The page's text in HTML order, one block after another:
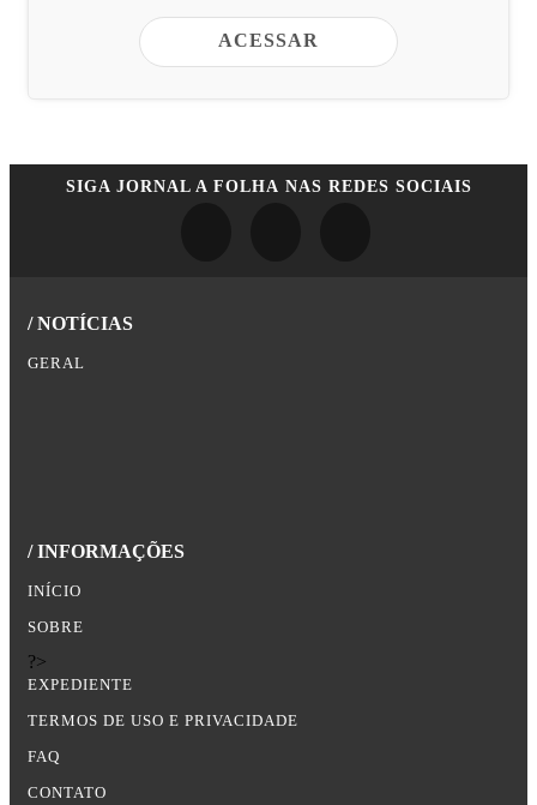
ACESSAR
SIGA JORNAL A FOLHA NAS REDES SOCIAIS
/ NOTÍCIAS
GERAL
/ INFORMAÇÕES
INÍCIO
SOBRE
?>
EXPEDIENTE
TERMOS DE USO E PRIVACIDADE
FAQ
CONTATO